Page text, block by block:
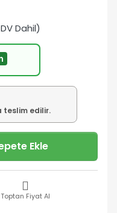
Dahil)
teslim edilir.
Ekle
Toptan Fiyat Al